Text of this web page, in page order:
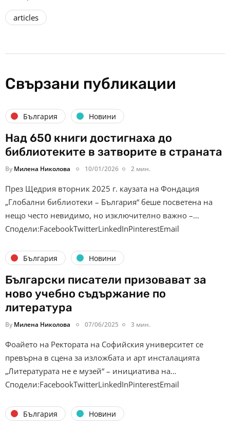
articles
Свързани публикации
България Новини
Над 650 книги достигнаха до
библиотеките в затворите в страната
By Милена Николова 10/01/2026 2 мин.
През Щедрия вторник 2025 г. каузата на Фондация
„Глобални библиотеки – България“ беше посветена на
нещо често невидимо, но изключително важно –…
Сподели:FacebookTwitterLinkedInPinterestEmail
България Новини
Български писатели призовават за
ново учебно съдържание по
литература
By Милена Николова 07/06/2025 3 мин.
Фоайето на Ректората на Софийския университет се
превърна в сцена за изложбата и арт инсталацията
„Литературата не е музей“ – инициатива на…
Сподели:FacebookTwitterLinkedInPinterestEmail
България Новини